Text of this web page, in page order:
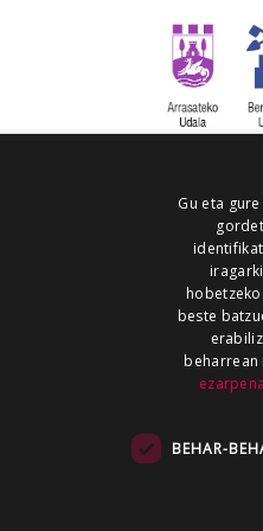
ALEA
NOAUA
Gu eta
hobetzeko.
beste
beharrean
BEHAR-